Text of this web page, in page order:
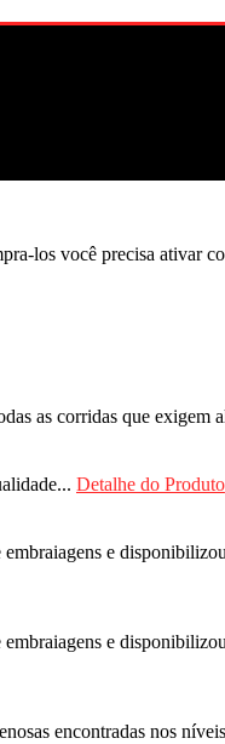
los você precisa ativar
as corridas que exigem
Detalhe do Produto
e
e
encontradas nos